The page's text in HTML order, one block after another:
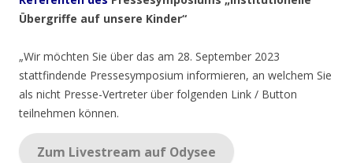
Übergriffe auf unsere Kinder“
„Wir möchten Sie über das am 28. September 2023
stattfindende Pressesymposium informieren, an welchem Sie
als nicht Presse-Vertreter über folgenden Link / Button
teilnehmen können.
Zum Livestream auf Odysee